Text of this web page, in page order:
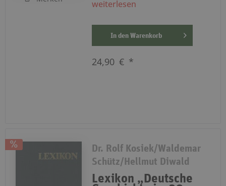
weiterlesen
In den Warenkorb
24,90 € *
Dr. Rolf Kosiek/Waldemar
Schütz/Hellmut Diwald
Lexikon „Deutsche